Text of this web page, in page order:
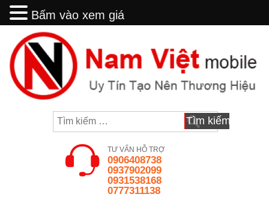
content
TƯ VẤN HỖ TRỢ
0906408738
0937902099
0931538168
0777311138
Bấm vào xem giá
Bấm vào xem giá